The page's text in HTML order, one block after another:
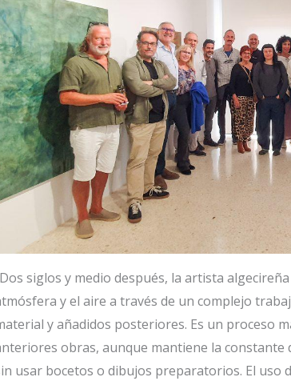
siglos y medio después, la artista
y el aire a través de un complejo
y añadidos posteriores. Es un proceso
obras, aunque mantiene la
usar bocetos o dibujos preparatorios. El uso